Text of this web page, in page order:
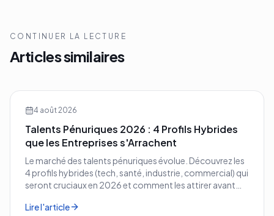
CONTINUER LA LECTURE
Articles similaires
4 août 2026
Talents Pénuriques 2026 : 4 Profils Hybrides
que les Entreprises s'Arrachent
Le marché des talents pénuriques évolue. Découvrez les
4 profils hybrides (tech, santé, industrie, commercial) qui
seront cruciaux en 2026 et comment les attirer avant
Lire l'article